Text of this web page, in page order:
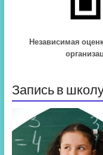
Независимая
Запись в